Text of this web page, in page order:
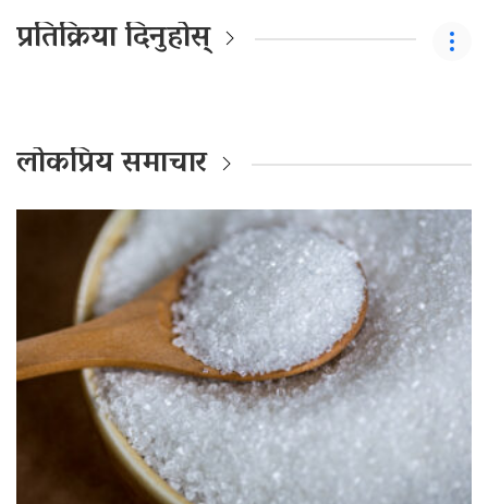
प्रतिक्रिया दिनुहोस्
लोकप्रिय समाचार